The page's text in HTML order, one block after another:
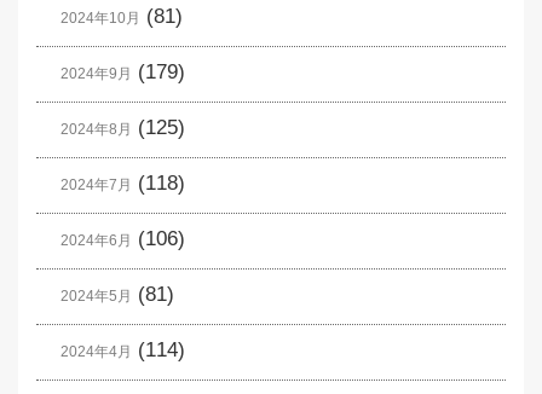
2024年10月 (81)
2024年9月 (179)
2024年8月 (125)
2024年7月 (118)
2024年6月 (106)
2024年5月 (81)
2024年4月 (114)